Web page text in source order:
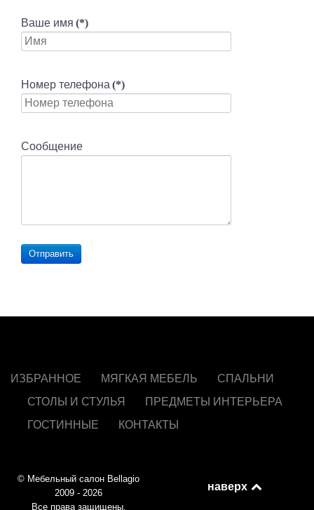
Ваше имя (*)
Номер телефона (*)
Сообщение
Отправить
ИЗБРАННОЕ МЯГКАЯ МЕБЕЛЬ
СПАЛЬНИ
СТОЛЫ И СТУЛЬЯ
ПРЕДМЕТЫ ИНТЕРЬЕРА
ГОСТИННЫЕ
КОНТАКТЫ
© Мебельный салон Bellagio
2009 - 2026
Все права защищены.
наверх